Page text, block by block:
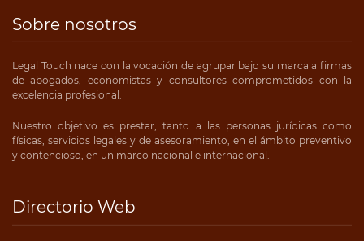
Sobre nosotros
Legal Touch nace con la vocación de agrupar bajo su marca a firmas
de abogados, economistas y consultores comprometidos con la
excelencia profesional.
Nuestro objetivo es prestar, tanto a las personas jurídicas como
físicas, servicios legales y de asesoramiento, en el ámbito preventivo
y contencioso, en un marco nacional e internacional.
Directorio Web